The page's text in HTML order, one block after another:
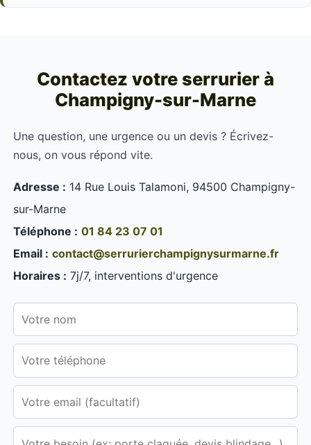
Contactez votre serrurier à
Champigny-sur-Marne
Une question, une urgence ou un devis ? Écrivez-
nous, on vous répond vite.
Adresse : 14 Rue Louis Talamoni, 94500 Champigny-
sur-Marne
Téléphone : 01 84 23 07 01
Email : contact@serrurierchampignysurmarne.fr
Horaires : 7j/7, interventions d'urgence